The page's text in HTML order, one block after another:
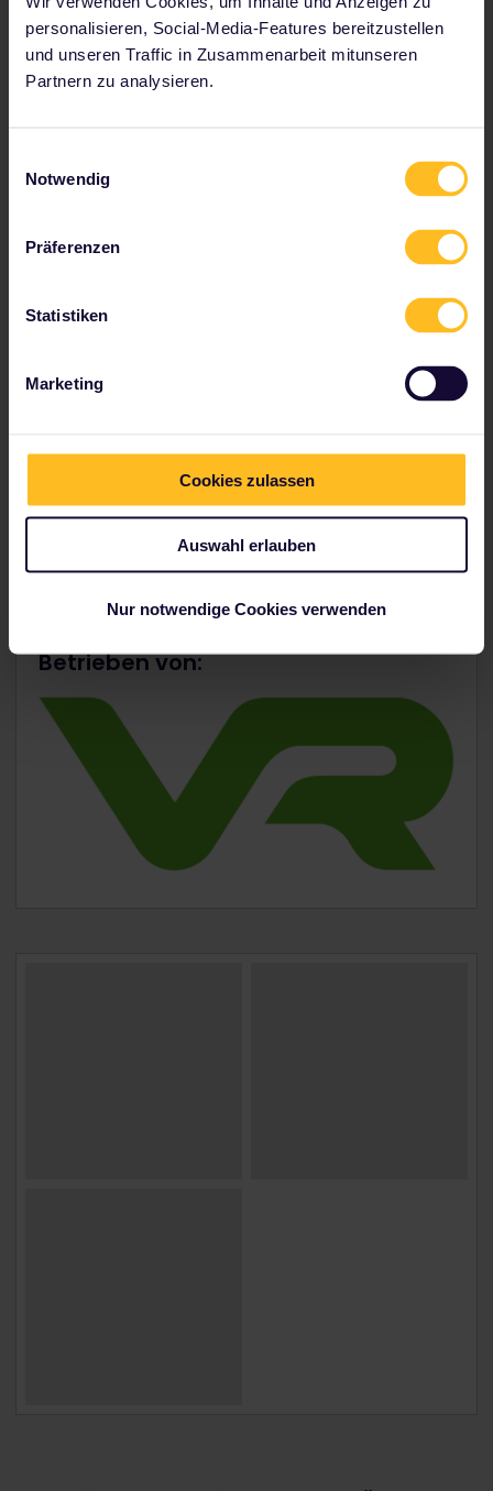
personalisieren, Social-Media-Features bereitzustellen
und unseren Traffic in Zusammenarbeit mitunseren
Partnern zu analysieren.
Notwendig
Präferenzen
Statistiken
Marketing
Cookies zulassen
Auswahl erlauben
Nur notwendige Cookies verwenden
insbesondere wenn du während der Winter-
Hochsaison reisen möchtest. Auf diese Weise sparst
du Reservierungskosten.
Ausstattung und
Klimaanlage
Gepäckablagen
WLAN-Internetverbindung
Ausstattung kann je nach Zug und Strecke variieren.
Betrieben von: